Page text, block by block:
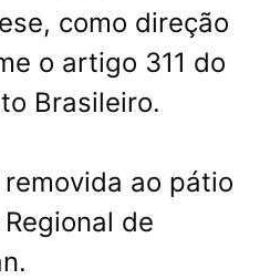
como direção
o artigo 311 do
Brasileiro.
ao pátio
de